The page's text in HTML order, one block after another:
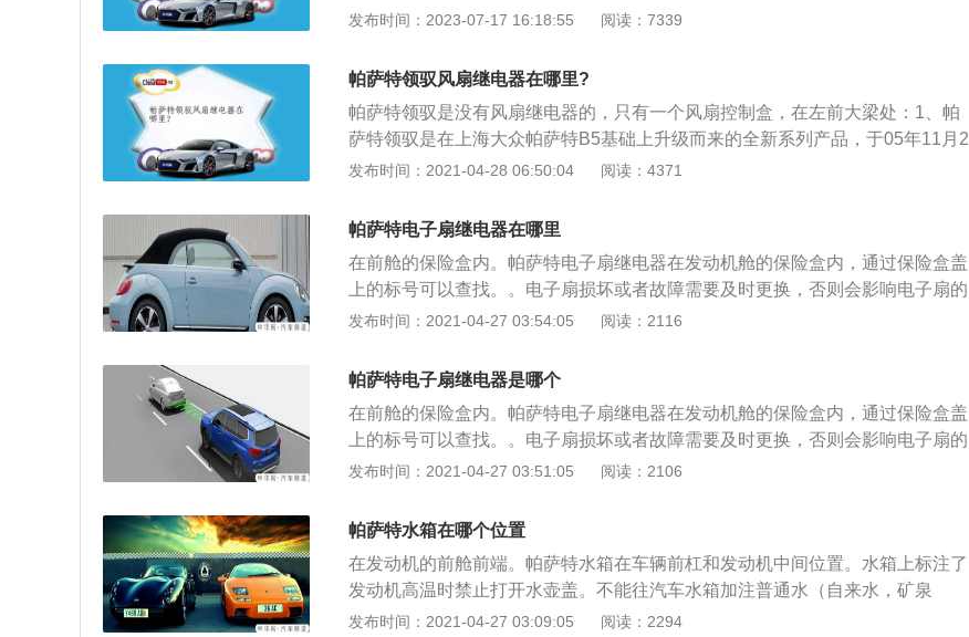
电气输出电路中使被控量发生预定的阶跃变化的一种电器。2、空调继电器作
继电器停止空调的制冷动作。当车内温度高于一定的温度，传感器会让继电器开
始空调的制冷动作。
发布时间：2023-07-17 16:18:55 阅读：7339
帕萨特领驭风扇继电器在哪里?
帕萨特领驭是没有风扇继电器的，只有一个风扇控制盒，在左前大梁处：1、帕
萨特领驭是在上海大众帕萨特B5基础上升级而来的全新系列产品，于05年11月2
4日正式上市；2、帕萨特领驭的整体尺寸在长度和宽度上较B5略有增加，内饰上
可以将雨水导出雨伞槽，车内B柱增加了衣物挂钩、B5上原本光秃秃的后排中央
扶手也增加了更为实用的储物盒；4、对后排舒适度增加起最大作用的还要算后
排空调出风口的设计——美观、实用。
发布时间：2021-04-28 06:50:04 阅读：4371
帕萨特电子扇继电器在哪里
在前舱的保险盒内。帕萨特电子扇继电器在发动机舱的保险盒内，通过保险盒盖
上的标号可以查找。。电子扇损坏或者故障需要及时更换，否则会影响电子扇的
正常运转。电子扇继电器的作用相当于电子扇的电源开关，当温度达到一定时，
转，是电机的润滑不行，导致风叶装上之后电机拖动不了； 2、电机过热，电机
过热也会引起电机带负载能力变差，电机的有效功率变低，导致无法带动负载；
3、启动电容容量变小，电容容量会变小，导致电机的启动转矩变小，没法带动
负载；4、电机使用时间过长，假如电风扇用久了，电机会损耗，电机的轴套磨
损后，很容易烧掉。电机用久了，同样会使得电机的内阻变大，带负载能力变
发布时间：2021-04-27 03:54:05 阅读：2116
帕萨特电子扇继电器是哪个
在前舱的保险盒内。帕萨特电子扇继电器在发动机舱的保险盒内，通过保险盒盖
上的标号可以查找。。电子扇损坏或者故障需要及时更换，否则会影响电子扇的
正常运转。电子扇继电器的作用相当于电子扇的电源开关，当温度达到一定时，
转，是电机的润滑不行，导致风叶装上之后电机拖动不了； 2、电机过热，电机
过热也会引起电机带负载能力变差，电机的有效功率变低，导致无法带动负载；
3、启动电容容量变小，电容容量会变小，导致电机的启动转矩变小，没法带动
负载；4、电机使用时间过长，假如电风扇用久了，电机会损耗，电机的轴套磨
损后，很容易烧掉。电机用久了，同样会使得电机的内阻变大，带负载能力变
发布时间：2021-04-27 03:51:05 阅读：2106
帕萨特水箱在哪个位置
在发动机的前舱前端。帕萨特水箱在车辆前杠和发动机中间位置。水箱上标注了
发动机高温时禁止打开水壶盖。不能往汽车水箱加注普通水（自来水，矿泉
水）。需要加注汽车发动机冷却液（低温时零度不结冰，高温时100度不沸
发布时间：2021-04-27 03:09:05 阅读：2294